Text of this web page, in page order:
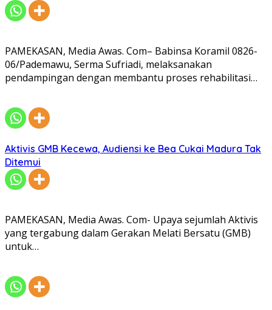
PAMEKASAN, Media Awas. Com– Babinsa Koramil 0826-
06/Pademawu, Serma Sufriadi, melaksanakan
pendampingan dengan membantu proses rehabilitasi…
Aktivis GMB Kecewa, Audiensi ke Bea Cukai Madura Tak
Ditemui
PAMEKASAN, Media Awas. Com- Upaya sejumlah Aktivis
yang tergabung dalam Gerakan Melati Bersatu (GMB)
untuk…